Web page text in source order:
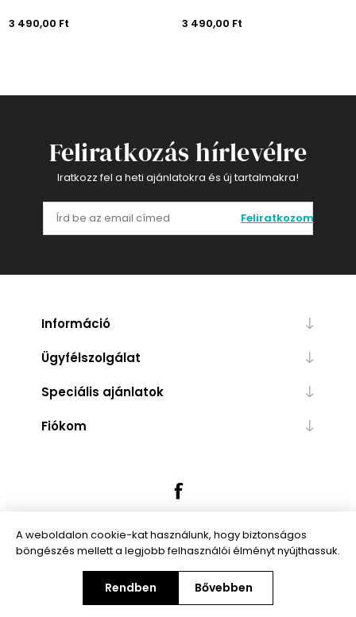
3 490,00 Ft 3 490,00 Ft
Feliratkozás hírlevélre
Iratkozz fel a heti ajánlatokra és új tartalmakra!
Feliratkozom
Információ
Ügyfélszolgálat
Speciális ajánlatok
Fiókom
Powered bynopCommerce
Copyright © 2026 Trendibox.hu. Minden jog fenntartva.
A weboldalon cookie-kat használunk, hogy biztonságos
böngészés mellett a legjobb felhasználói élményt nyújthassuk.
Rendben Bővebben